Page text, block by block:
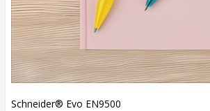
Schneider® Evo EN9500